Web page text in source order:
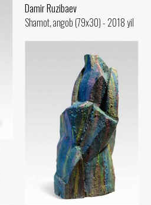
Damir Ruzibaev
Shamot, angob (79x30) - 2018 yil